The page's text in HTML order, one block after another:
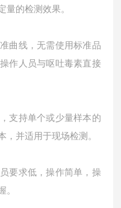
量的检测效果。
曲线，无需使用标准品
作人员与呕吐毒素直接
支持单个或少量样本的
，并适用于现场检测。
要求低，操作简单，操
。